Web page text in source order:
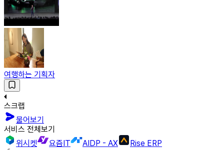
여행하는 기획자
스크랩
물어보기
서비스 전체보기
위시켓
요즘IT AIDP - AX Rise ERP